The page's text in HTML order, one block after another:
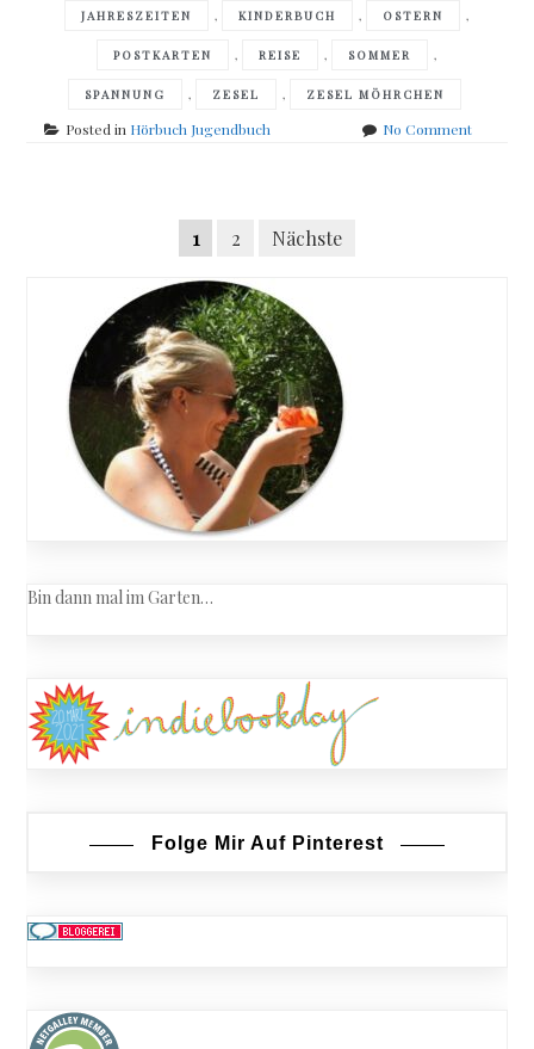
JAHRESZEITEN , KINDERBUCH , OSTERN ,
POSTKARTEN , REISE , SOMMER ,
SPANNUNG , ZESEL , ZESEL MÖHRCHEN
Posted in Hörbuch Jugendbuch No Commenton
navigation
Seitennummerierung
Beiträge
1 2 Nächste
Bin dann mal im Garten…
Folge Mir Auf Pinterest